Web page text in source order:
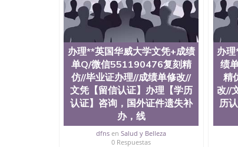
认证、留学生学历认证、留学生学位认
历、新西兰学历认证等q:551190476 微
University）圣何塞州立大学毕业证（
University）圣何塞州立大学成绩单（
University）圣何塞州立大学成绩单（
State University）圣何塞州立大学（San
University）圣何塞州立大学（ San Jose
圣何塞州立大学文凭（San Jose State
圣何塞州立大学文凭（San Jose State
塞州立大学学历（San Jose State
大学学历（San Jose State University）
（San Jose State University）圣何塞州
State University）圣何塞州立大学学位
办理**英国华威大学文凭+成绩
单Q/微信551190476复刻精
仿//毕业证办理//成绩单修改//
文凭【留信认证】办理【学历
认证】咨询，国外证件遗失补
办，线
dfns enSalud y Belleza
0 Respuestas
办
绩
精
改//
历